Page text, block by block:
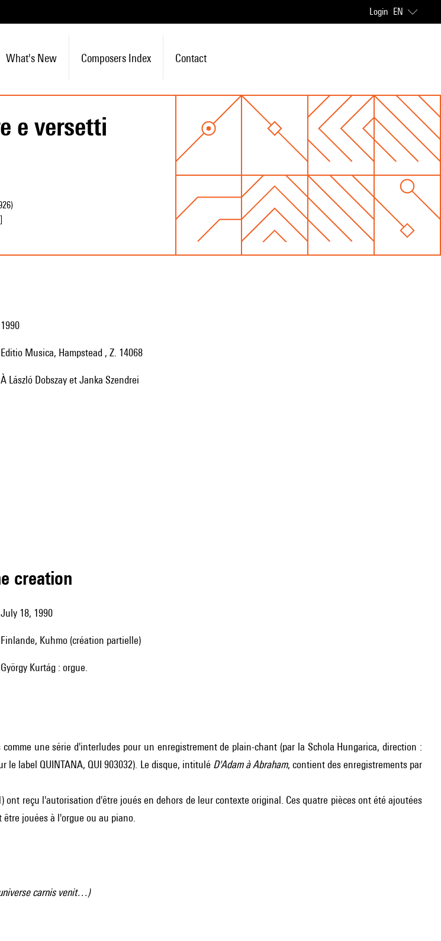
Login EN
What's New Composers Index Contact
e versetti
)
1990
Editio Musica, Hampstead , Z. 14068
à László Dobszay et Janka Szendrei
creation
July 18, 1990
Finlande, Kuhmo (création partielle)
György Kurtág : orgue.
une série d'interludes pour un enregistrement de plain-chant (par la Schola Hungarica, direction :
le label QUINTANA, QUI 903032). Le disque, intitulé D'Adam à Abraham, contient des enregistrements par
ont reçu l'autorisation d'être joués en dehors de leur contexte original. Ces quatre pièces ont été ajoutées
jouées à l'orgue ou au piano.
carnis venit…)